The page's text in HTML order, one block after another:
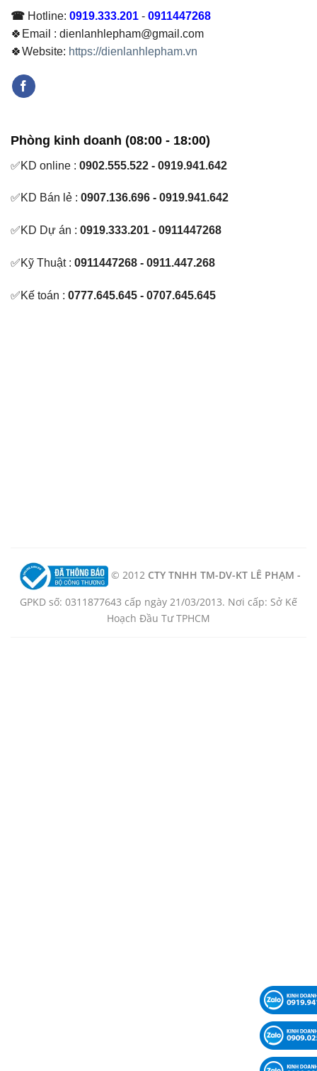
☎ Hotline: 0919.333.201 - 0911447268
🍀Email : dienlanhlepham@gmail.com
🍀Website: https://dienlanhlepham.vn
Phòng kinh doanh (08:00 - 18:00)
✅KD online : 0902.555.522 - 0919.941.642
✅KD Bán lẻ : 0907.136.696 - 0919.941.642
✅KD Dự án : 0919.333.201 - 0911447268
✅Kỹ Thuật : 0911447268 - 0911.447.268
✅Kế toán : 0777.645.645 - 0707.645.645
© 2012 CTY TNHH TM-DV-KT LÊ PHẠM -
GPKD số: 0311877643 cấp ngày 21/03/2013. Nơi cấp: Sở Kế
Hoạch Đầu Tư TPHCM